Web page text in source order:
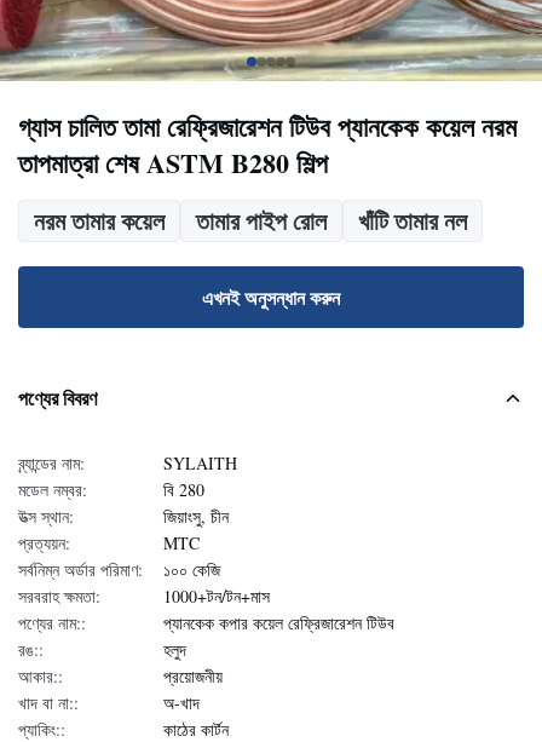
গ্যাস চালিত তামা রেফ্রিজারেশন টিউব প্যানকেক কয়েল নরম
তাপমাত্রা শেষ ASTM B280 শিল্প
নরম তামার কয়েল তামার পাইপ রোল খাঁটি তামার নল
এখনই অনুসন্ধান করুন
পণ্যের বিবরণ
ব্র্যান্ডের নাম:
SYLAITH
মডেল নম্বর:
বি 280
উত্স স্থান:
জিয়াংসু, চীন
প্রত্যয়ন:
MTC
সর্বনিম্ন অর্ডার পরিমাণ:
১০০ কেজি
সরবরাহ ক্ষমতা:
1000+টন/টন+মাস
পণ্যের নাম::
প্যানকেক কপার কয়েল রেফ্রিজারেশন টিউব
রঙ::
হলুদ
আকার::
প্রয়োজনীয়
খাদ বা না::
অ-খাদ
প্যাকিং::
কাঠের কার্টন